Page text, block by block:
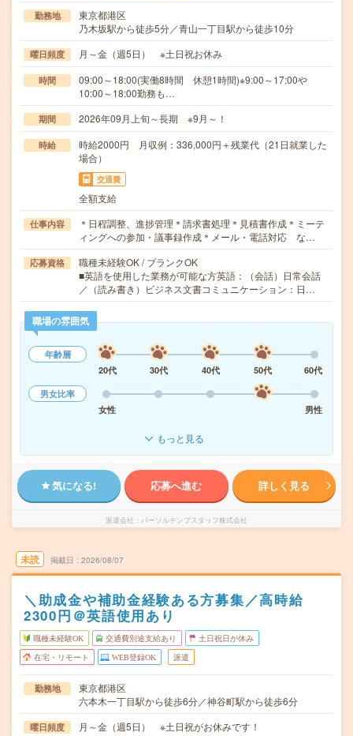
勤務地
東京都港区
乃木坂駅から徒歩5分／青山一丁目駅から徒歩10分
曜日頻度 月～金（週5日） ※土日祝お休み
時間
09:00～18:00(実働8時間 休憩1時間)※9:00～17:00や
10:00～18:00勤務も…
期間 2026年09月上旬～長期 ※9月～！
時給
時給2000円 月収例：336,000円＋残業代（21日就業した
場合）
交通費
全額支給
仕事内容
＊日程調整、進捗管理＊請求書処理＊見積書作成＊ミーテ
ィングへの参加・議事録作成＊メール・電話対応 な…
応募資格
職種未経験OK / ブランクOK
■英語を使用した業務が可能な方英語：（会話）日常会話
／（読み書き）ビジネス文書コミュニケーション：日…
職場の雰囲気
年齢層
20代
30代 40代 50代
60代
男女比率
女性
男性
もっと見る
気になる! 応募へ進む 詳しく見る
派遣会社 パーソルテンプスタッフ株式会社
未読 掲載日 2026/08/07
＼助成金や補助金経験ある方募集／高時給
2300円＠英語使用あり
職種未経験OK 交通費別途支給あり 土日祝日が休み
在宅・リモート WEB登録OK 派遣
勤務地
東京都港区
六本木一丁目駅から徒歩6分／神谷町駅から徒歩6分
曜日頻度 月～金（週5日） ※土日祝がお休みです！